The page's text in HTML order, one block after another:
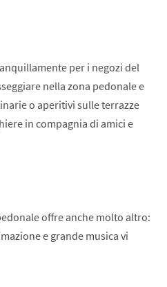
per i negozi del
nella zona pedonale e
o aperitivi sulle terrazze
in compagnia di amici e
offre anche molto altro:
e grande musica vi